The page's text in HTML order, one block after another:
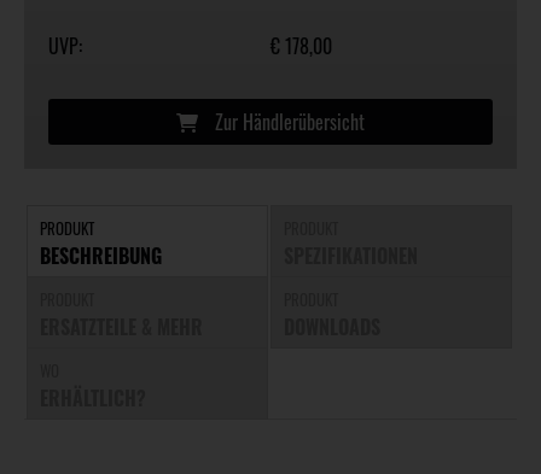
UVP: € 178,00
Zur Händlerübersicht
PRODUKT
BESCHREIBUNG